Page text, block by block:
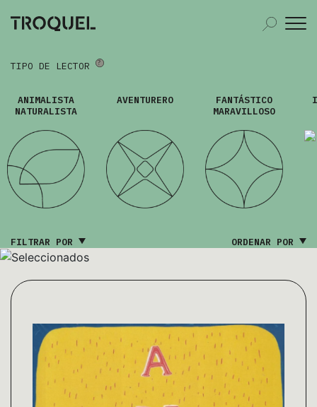
TIPO DE LECTOR
ANIMALISTA
NATURALISTA
AVENTURERO
FANTÁSTICO
MARAVILLOSO
FILTRAR POR ORDENAR POR